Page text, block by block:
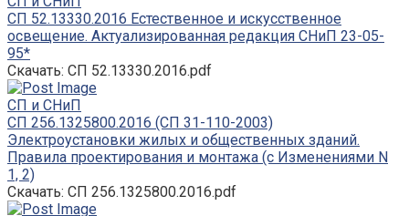
СП 52.13330.2016 Естественное и искусственное
освещение. Актуализированная редакция СНиП 23-05-
95*
Скачать: СП 52.13330.2016.pdf
СП и СНиП
СП 256.1325800.2016 (СП 31-110-2003)
Электроустановки жилых и общественных зданий.
Правила проектирования и монтажа (с Изменениями N
1, 2)
Скачать: СП 256.1325800.2016.pdf